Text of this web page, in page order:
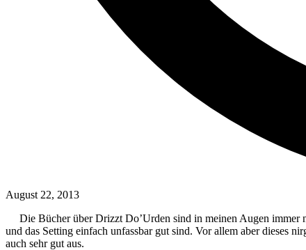
August 22, 2013
Die Bücher über Drizzt Do’Urden sind in meinen Augen immer
und das Setting einfach unfassbar gut sind. Vor allem aber dieses
auch sehr gut aus.